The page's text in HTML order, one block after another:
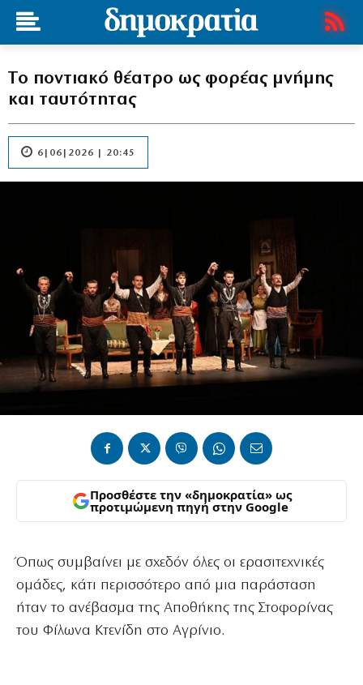
Tο ποντιακό θέατρο ως φορέας μνήμης
και ταυτότητας
6|06|2026 | 20:45
Προσθέστε την «δημοκρατία» ως
προτιμώμενη πηγή στην Google
Όπως συμβαίνει με σχεδόν όλες οι ερασιτεχνικές
ομάδες, κάτι περισσότερο από μια παράσταση
ήταν το ανέβασμα της Αποθήκης της Στοφορίνας
του Φίλωνα Κτενίδη στο Αγρίνιο.